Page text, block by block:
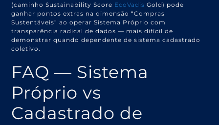
(caminho Sustainability Score EcoVadis Gold) pode
ganhar pontos extras na dimensão “Compras
Sustentáveis” ao operar Sistema Próprio com
transparência radical de dados — mais difícil de
demonstrar quando dependente de sistema cadastrado
coletivo.
FAQ — Sistema
Próprio vs
Cadastrado de